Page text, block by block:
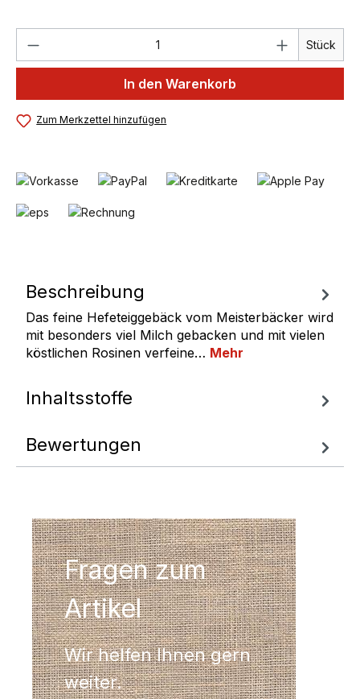
Produkt Anzahl: Gib den Stück
In den Warenkorb
Zum Merkzettel hinzufügen
Beschreibung
Das feine Hefeteiggebäck vom Meisterbäcker wird
mit besonders viel Milch gebacken und mit vielen
köstlichen Rosinen verfeine… Mehr
Inhaltsstoffe
Bewertungen
Fragen zum
Artikel
Wir helfen Ihnen gern
weiter.